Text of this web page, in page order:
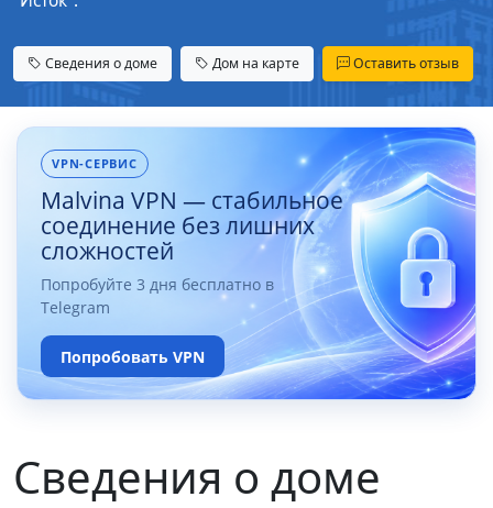
Сведения о доме Дом на карте Оставить отзыв
VPN-СЕРВИС
Malvina VPN — стабильное
соединение без лишних
сложностей
Попробуйте 3 дня бесплатно в
Telegram
Попробовать VPN
Сведения о доме